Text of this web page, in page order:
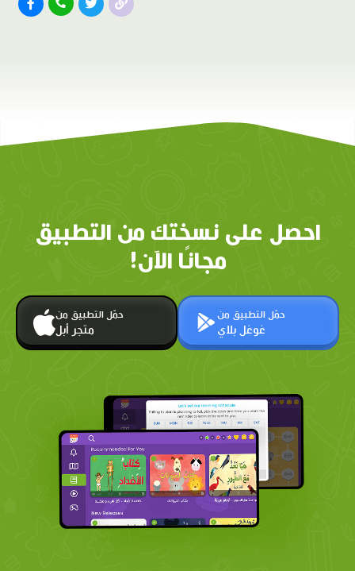
احصل على نسختك من التطبيق
مجانًا الآن!
حمّل التطبيق من
متجر أبل
حمّل التطبيق من
غوغل بلاي